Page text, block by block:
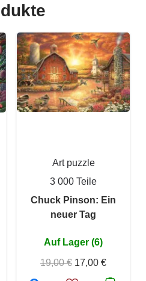
Art puzzle
3 000 Teile
Chuck Pinson: Ein
neuer Tag
Auf Lager (6)
19,00 € 17,00 €